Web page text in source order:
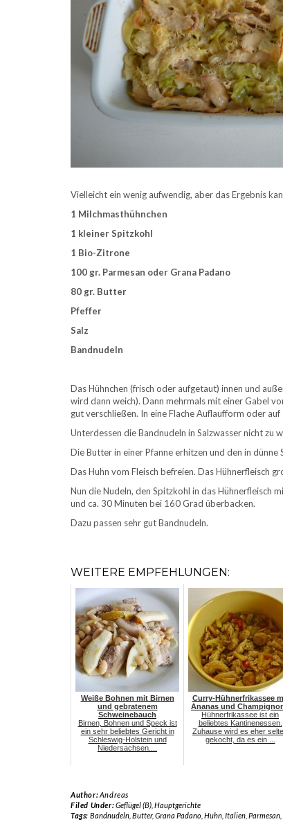
Vielleicht ein wenig aufwendig, aber das Ergebnis
1 Milchmasthühnchen
1 kleiner Spitzkohl
1 Bio-Zitrone
100 gr. Parmesan oder Grana Padano
80 gr. Butter
Pfeffer
Salz
Bandnudeln
Das Hühnchen (frisch oder aufgetaut) innen und
wird dann weich). Dann mehrmals mit einer Gabel
gut verschließen. In eine Flache Auflaufform oder
Unterdessen die Bandnudeln in Salzwasser nicht zu
Die Butter in einer Pfanne erhitzen und den in
Das Huhn vom Fleisch befreien. Das Hühnerfleisch
Nun die Nudeln, den Spitzkohl in das Hühnerfleisch
und ca. 30 Minuten bei 160 Grad überbacken.
Dazu passen sehr gut Bandnudeln.
WEITERE EMPFEHLUNGEN:
Weiße Bohnen mit Birnen
und gebratenem
Schweinebauch
Birnen, Bohnen und Speck ist
ein sehr beliebtes Gericht in
Schleswig-Holstein und
Niedersachsen....
Curry-Hühnerfrikassee
Ananas und
Hühnerfrikassee ist ein
beliebtes Kantinenessen.
Zuhause wird es eher
gekocht, da es ein ...
Author:Andreas
Filed Under:Geflügel (B), Hauptgerichte
Tags: Bandnudeln, Butter, Grana Padano, Huhn, Italien, Parmesan,